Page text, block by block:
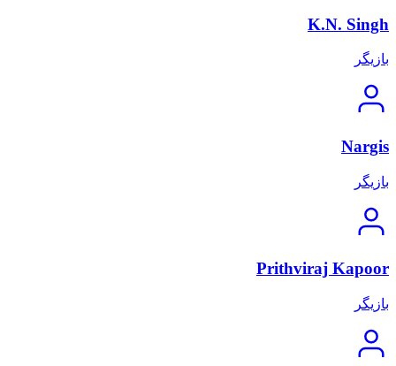
K.N. Singh
بازیگر
Nargis
بازیگر
Prithviraj Kapoor
بازیگر